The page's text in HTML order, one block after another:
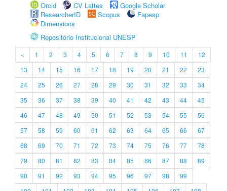
Orcid
CV Lattes
Google Scholar
ResearcherID
Scopus
Fapesp
Dimensions
Repositório Institucional UNESP
« 1 2 3 4 5 6 7 8 9 10 11
12
13
14 15 16 17 18 19 20 21 22
23
24
25 26 27 28 29 30 31 32 33
34
35
36 37 38 39 40 41 42 43 44
45
46
47 48 49 50 51 52 53 54 55
56
57
58 59 60 61 62 63 64 65 66
67
68
69 70 71 72 73 74 75 76 77
78
79
80 81 82 83 84 85 86 87 88
89
90
91 92 93 94 95 96 97 98
99